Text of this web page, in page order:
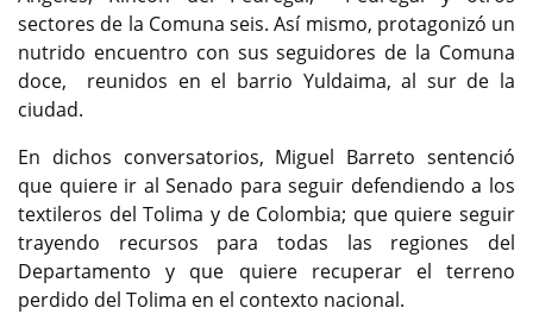
sectores de la Comuna seis. Así mismo, protagonizó un
nutrido encuentro con sus seguidores de la Comuna
doce, reunidos en el barrio Yuldaima, al sur de la
ciudad.
En dichos conversatorios, Miguel Barreto sentenció
que quiere ir al Senado para seguir defendiendo a los
textileros del Tolima y de Colombia; que quiere seguir
trayendo recursos para todas las regiones del
Departamento y que quiere recuperar el terreno
perdido del Tolima en el contexto nacional.